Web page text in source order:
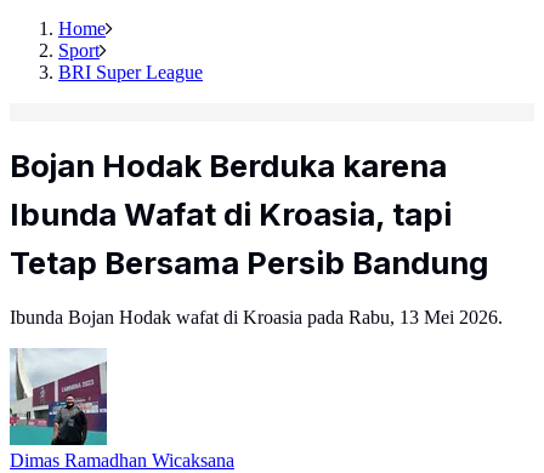
Home
Sport
BRI Super League
Bojan Hodak Berduka karena
Ibunda Wafat di Kroasia, tapi
Tetap Bersama Persib Bandung
Ibunda Bojan Hodak wafat di Kroasia pada Rabu, 13 Mei 2026.
Dimas Ramadhan Wicaksana